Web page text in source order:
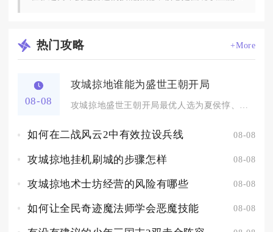
热门攻略 +More
08-08
攻城掠地谁能为盛世王朝开局
如何在二战风云2中有效拉设兵线 08-08
攻城掠地挂机刷城的步骤怎样 08-08
攻城掠地术士坊经营的风险有哪些 08-08
如何让全民奇迹魔法师学会恶魔技能 08-08